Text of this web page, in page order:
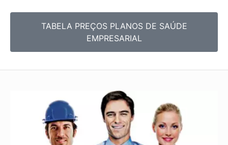
TABELA PREÇOS PLANOS DE SAÚDE
EMPRESARIAL